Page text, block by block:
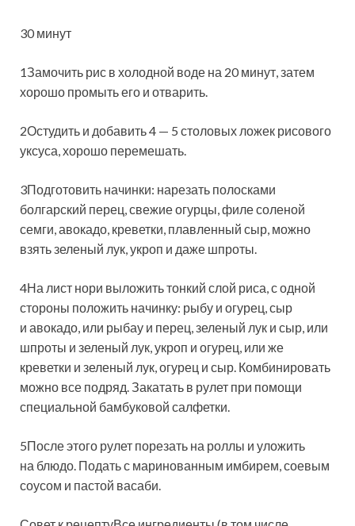
30 минут
1Замочить рис в холодной воде на 20 минут, затем
хорошо промыть его и отварить.
2Остудить и добавить 4 — 5 столовых ложек рисового
уксуса, хорошо перемешать.
3Подготовить начинки: нарезать полосками
болгарский перец, свежие огурцы, филе соленой
семги, авокадо, креветки, плавленный сыр, можно
взять зеленый лук, укроп и даже шпроты.
4На лист нори выложить тонкий слой риса, с одной
стороны положить начинку: рыбу и огурец, сыр
и авокадо, или рыбау и перец, зеленый лук и сыр, или
шпроты и зеленый лук, укроп и огурец, или же
креветки и зеленый лук, огурец и сыр. Комбинировать
можно все подряд. Закатать в рулет при помощи
специальной бамбуковой салфетки.
5После этого рулет порезать на роллы и уложить
на блюдо. Подать с маринованным имбирем, соевым
соусом и пастой васаби.